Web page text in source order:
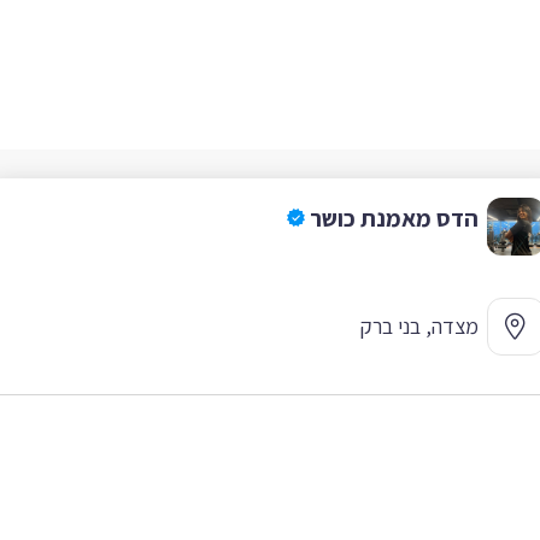
הדס מאמנת כושר
מצדה, בני ברק